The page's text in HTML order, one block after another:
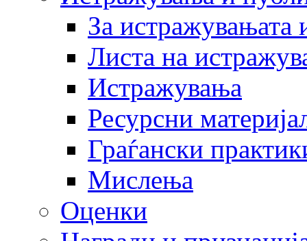
За истражувањата
Листа на
Истражувања
Ресурсни
Граѓански
Мислења
Оценки